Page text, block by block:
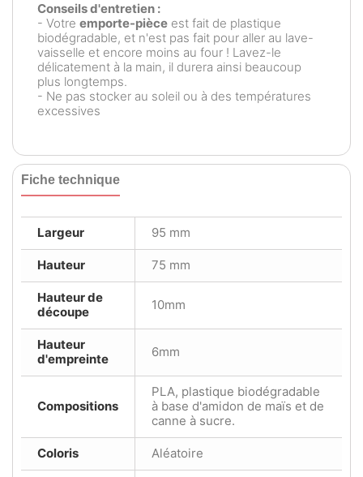
Conseils d'entretien :
- Votre emporte-pièce est fait de plastique
biodégradable, et n'est pas fait pour aller au lave-
vaisselle et encore moins au four ! Lavez-le
délicatement à la main, il durera ainsi beaucoup
plus longtemps.
- Ne pas stocker au soleil ou à des températures
excessives
Fiche technique
Largeur 95 mm
Hauteur 75 mm
Hauteur de
découpe
10mm
Hauteur
d'empreinte
6mm
Compositions
PLA, plastique biodégradable
à base d'amidon de maïs et de
canne à sucre.
Coloris Aléatoire